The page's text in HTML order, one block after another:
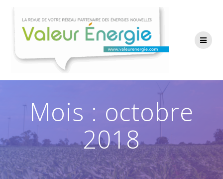
contenu
Mois : octobre
2018